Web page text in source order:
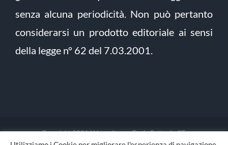
senza alcuna periodicità. Non può pertanto
considerarsi un prodotto editoriale ai sensi
della legge n° 62 del 7.03.2001.
Copyright 2021 | Verso Itaca - Dario Pettoni - CF: